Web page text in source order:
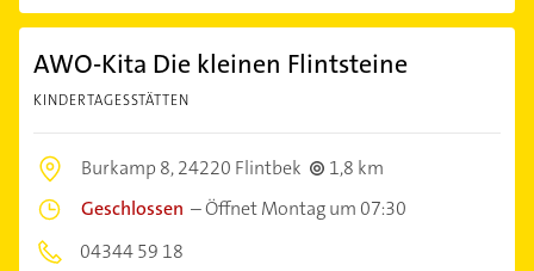
AWO-Kita Die kleinen Flintsteine
KINDERTAGESSTÄTTEN
Burkamp 8,24220 Flintbek
1,8 km
Geschlossen –Öffnet Montag um 07:30
04344 59 18